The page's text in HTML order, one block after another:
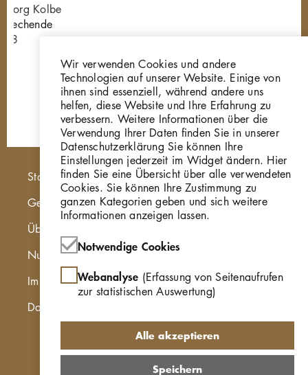
Kolbe
Hauptnavigation
Startseite
Georg Kolbe Museum
Über die Online Sammlung
Nutzungshinweise
Impressum
Datenschutzerklärung
Wir verwenden Cookies und andere
Technologien auf unserer Website. Einige von
ihnen sind essenziell, während andere uns
helfen, diese Website und Ihre Erfahrung zu
verbessern. Weitere Informationen über die
Verwendung Ihrer Daten finden Sie in unserer
Datenschutzerklärung Sie können Ihre
Einstellungen jederzeit im Widget ändern. Hier
finden Sie eine Übersicht über alle verwendeten
Cookies. Sie können Ihre Zustimmung zu
ganzen Kategorien geben und sich weitere
Informationen anzeigen lassen.
Notwendige Cookies
Webanalyse (Erfassung von Seitenaufrufen
zur statistischen Auswertung)
Alle akzeptieren
Speichern